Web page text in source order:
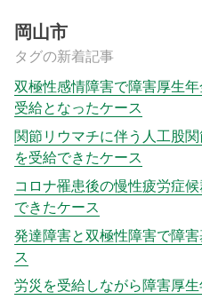
岡山市
タグの新着記事
双極性感情障害で障害厚生
受給となったケース
関節リウマチに伴う人工股
を受給できたケース
コロナ罹患後の慢性疲労症
できたケース
発達障害と双極性障害で障
ス
労災を受給しながら障害厚